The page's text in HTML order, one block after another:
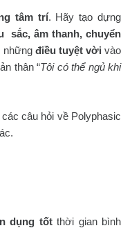
tâm trí. Hãy tạo dựng
sắc, âm thanh, chuyển
những điều tuyệt vời vào
thân “Tôi có thể ngủ khi
câu hỏi về Polyphasic
dụng tốtthời gian bình